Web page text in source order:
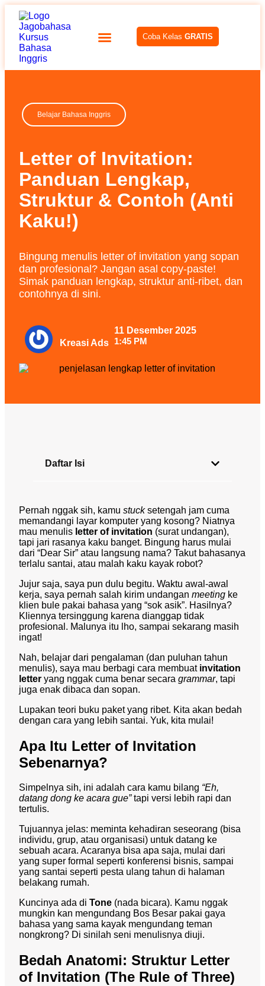
Coba Kelas GRATIS
Belajar Bahasa Inggris
Letter of Invitation:
Panduan Lengkap,
Struktur & Contoh (Anti
Kaku!)
Bingung menulis letter of invitation yang sopan
dan profesional? Jangan asal copy-paste!
Simak panduan lengkap, struktur anti-ribet, dan
contohnya di sini.
Kreasi Ads
11 Desember 2025
1:45 PM
Pernah nggak sih, kamu stucksetengah jam cuma
memandangi layar komputer yang kosong? Niatnya
mau menulis letter of invitation (surat undangan),
tapi jari rasanya kaku banget. Bingung harus mulai
dari “Dear Sir” atau langsung nama? Takut bahasanya
terlalu santai, atau malah kaku kayak robot?
Jujur saja, saya pun dulu begitu. Waktu awal-awal
kerja, saya pernah salah kirim undangan meeting ke
klien bule pakai bahasa yang “sok asik”. Hasilnya?
Kliennya tersinggung karena dianggap tidak
profesional. Malunya itu lho, sampai sekarang masih
ingat!
Nah, belajar dari pengalaman (dan puluhan tahun
menulis), saya mau berbagi cara membuat invitation
letter yang nggak cuma benar secara grammar, tapi
juga enak dibaca dan sopan.
Lupakan teori buku paket yang ribet. Kita akan bedah
dengan cara yang lebih santai. Yuk, kita mulai!
Apa Itu Letter of Invitation
Sebenarnya?
Simpelnya sih, ini adalah cara kamu bilang “Eh,
datang dong ke acara gue”tapi versi lebih rapi dan
tertulis.
Tujuannya jelas: meminta kehadiran seseorang (bisa
individu, grup, atau organisasi) untuk datang ke
sebuah acara. Acaranya bisa apa saja, mulai dari
yang super formal seperti konferensi bisnis, sampai
yang santai seperti pesta ulang tahun di halaman
belakang rumah.
Kuncinya ada di Tone (nada bicara). Kamu nggak
mungkin kan mengundang Bos Besar pakai gaya
bahasa yang sama kayak mengundang teman
nongkrong? Di sinilah seni menulisnya diuji.
Bedah Anatomi: Struktur Letter
of Invitation (The Rule of Three)
Daftar Isi